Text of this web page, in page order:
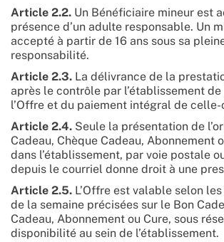
Article 2.2. Un Bénéficiaire mineur est
présence d’un adulte responsable. Un
accepté à partir de 16 ans sous sa
responsabilité.
Article 2.3. La délivrance de la
après le contrôle par l’établissement
l’Offre et du paiement intégral de celle-
Article 2.4. Seule la présentation de
Cadeau, Chèque Cadeau, Abonnement
dans l’établissement, par voie postale
depuis le courriel donne droit à une
Article 2.5. L’Offre est valable selon
de la semaine précisées sur le Bon
Cadeau, Abonnement ou Cure, sous
disponibilité au sein de l’établissement.